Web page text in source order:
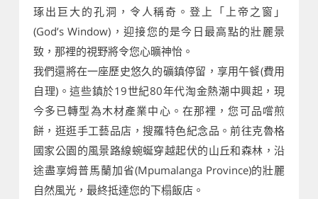
琢出巨大的孔洞，令人稱奇。登上「上帝之窗」
(God’s Window)，迎接您的是今日最高點的壯麗景
致，那裡的視野將令您心曠神怡。
我們還將在一座歷史悠久的礦鎮停留，享用午餐(費用
自理)。這些鎮於19世紀80年代淘金熱潮中興起，現
今多已轉型為木材產業中心。在那裡，您可品嚐煎
餅，逛逛手工藝品店，搜羅特色紀念品。前往克魯格
國家公園的風景路線蜿蜒穿越起伏的山丘和森林，沿
途盡享姆普馬蘭加省(Mpumalanga Province)的壯麗
自然風光，最終抵達您的下榻飯店。